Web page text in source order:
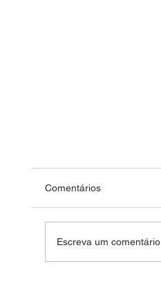
Comentários
Escreva um comentário